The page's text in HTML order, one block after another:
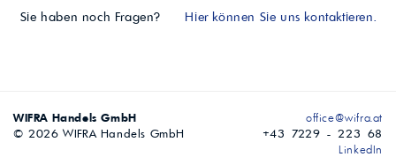
Sie haben noch Fragen? Hier können Sie uns kontaktieren.
WIFRA Handels GmbH
© 2026 WIFRA Handels GmbH
office@wifra.at
+43 7229 - 223 68
LinkedIn